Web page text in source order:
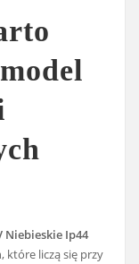
Niebieskie Ip44
które liczą się przy